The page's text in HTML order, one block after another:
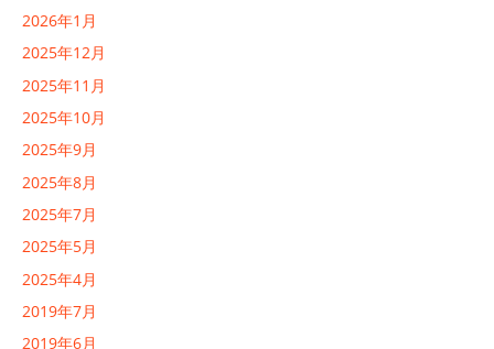
2026年1月
2025年12月
2025年11月
2025年10月
2025年9月
2025年8月
2025年7月
2025年5月
2025年4月
2019年7月
2019年6月